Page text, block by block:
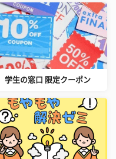
学生の窓口 限定クーポン